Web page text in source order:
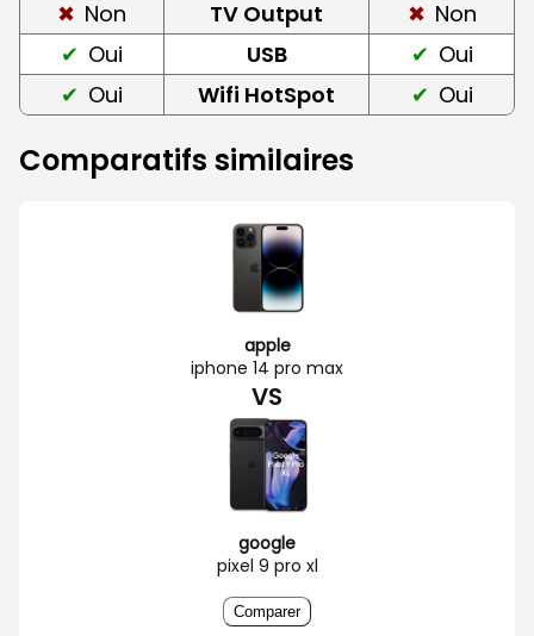
Non
TV Output
Non
Oui
USB
Oui
Oui
Wifi HotSpot Oui
Comparatifs similaires
apple
iphone 14 pro max
VS
google
pixel 9 pro xl
Comparer